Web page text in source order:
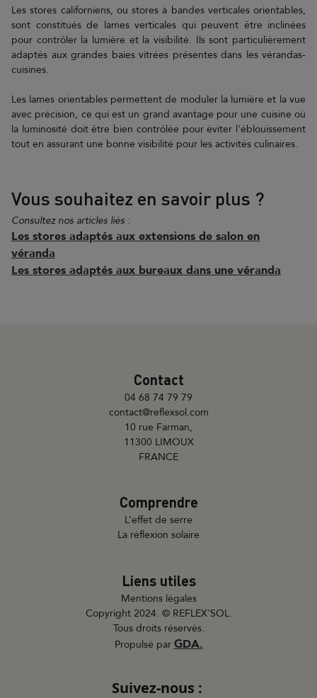
Les stores californiens, ou stores à bandes verticales orientables,
sont constitués de lames verticales qui peuvent être inclinées
pour contrôler la lumière et la visibilité. Ils sont particulièrement
adaptés aux grandes baies vitrées présentes dans les vérandas-
cuisines.
Les lames orientables permettent de moduler la lumière et la vue
avec précision, ce qui est un grand avantage pour une cuisine où
la luminosité doit être bien contrôlée pour éviter l'éblouissement
tout en assurant une bonne visibilité pour les activités culinaires.
Vous souhaitez en savoir plus ?
Consultez nos articles liés :
Les stores adaptés aux extensions de salon en
véranda
Les stores adaptés aux bureaux dans une véranda
Contact
04 68 74 79 79
contact@reflexsol.com
10 rue Farman,
11300 LIMOUX
FRANCE
Comprendre
L’effet de serre
La réflexion solaire
Liens utiles
Mentions légales
Copyright 2024. © REFLEX'SOL.
Tous droits réservés.
Propulsé par GDA.
Suivez-nous :